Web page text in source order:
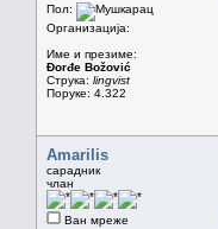
Пол:
Организација:
Име и презиме:
Đorđe Božović
Струка: lingvist
Поруке: 4.322
Amarilis
сарадник
члан
Ван мреже